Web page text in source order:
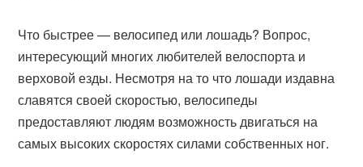
Что быстрее — велосипед или лошадь? Вопрос,
интересующий многих любителей велоспорта и
верховой езды. Несмотря на то что лошади издавна
славятся своей скоростью, велосипеды
предоставляют людям возможность двигаться на
самых высоких скоростях силами собственных ног.